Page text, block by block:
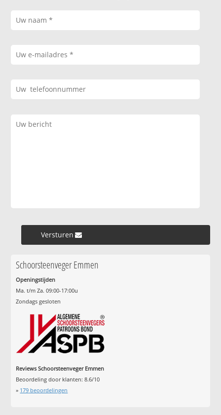
Versturen »
Schoorsteenveger Emmen
Openingstijden
Ma. t/m Za. 09:00-17:00u
Zondags gesloten
Reviews Schoorsteenveger Emmen
Beoordeling door klanten:8.6/10
» 179 beoordelingen